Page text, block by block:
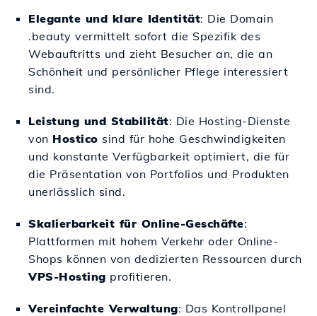
Elegante und klare Identität: Die Domain
.beauty vermittelt sofort die Spezifik des
Webauftritts und zieht Besucher an, die an
Schönheit und persönlicher Pflege interessiert
sind.
Leistung und Stabilität: Die Hosting-Dienste
von Hostico sind für hohe Geschwindigkeiten
und konstante Verfügbarkeit optimiert, die für
die Präsentation von Portfolios und Produkten
unerlässlich sind.
Skalierbarkeit für Online-Geschäfte:
Plattformen mit hohem Verkehr oder Online-
Shops können von dedizierten Ressourcen durch
VPS-Hosting profitieren.
Vereinfachte Verwaltung: Das Kontrollpanel